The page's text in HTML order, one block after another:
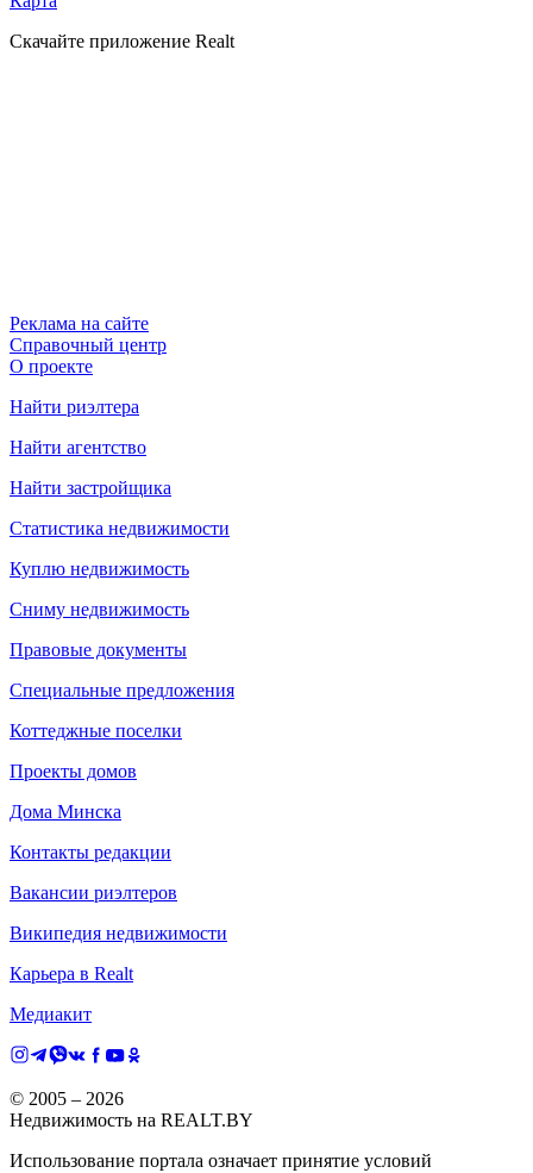
Скачайте приложение Realt
Реклама на сайте
Справочный центр
О проекте
Найти риэлтера
Найти агентство
Найти застройщика
Статистика недвижимости
Куплю недвижимость
Сниму недвижимость
Правовые документы
Специальные предложения
Коттеджные поселки
Проекты домов
Дома Минска
Контакты редакции
Вакансии риэлтеров
Википедия недвижимости
Карьера в Realt
Медиакит
© 2005 – 2026
Недвижимость на REALT.BY
Использование портала означает принятие условий